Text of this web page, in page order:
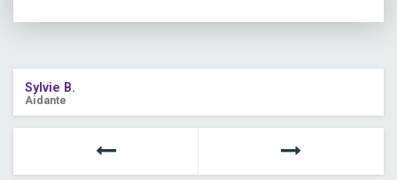
Sylvie B.
Aidante
Suivant Précédent